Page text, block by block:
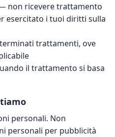
non ricevere trattamento
esercitato i tuoi diritti sulla
trattamenti, ove
il trattamento si basa
personali. Non
personali per pubblicità